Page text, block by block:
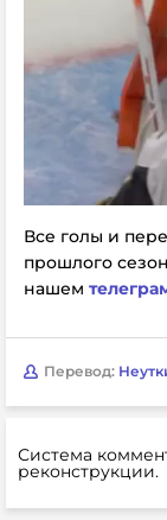
Все голы и
прошлого
нашем
Перевод:
Система
реконструкции.